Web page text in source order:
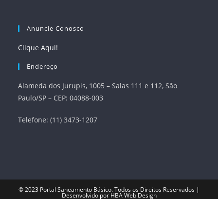
Anuncie Conosco
Clique Aqui!
Endereço
Alameda dos Jurupis, 1005 – Salas 111 e 112, São
Paulo/SP – CEP: 04088-003
Telefone: (11) 3473-1207
© 2023 Portal Saneamento Básico. Todos os Direitos Reservados |
Desenvolvido por HBA Web Design